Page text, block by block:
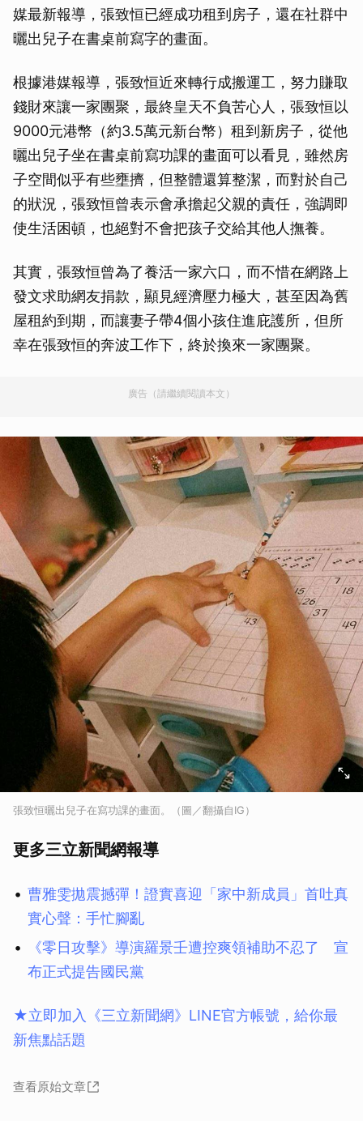
媒最新報導，張致恒已經成功租到房子，還在社群中
曬出兒子在書桌前寫字的畫面。
根據港媒報導，張致恒近來轉行成搬運工，努力賺取
錢財來讓一家團聚，最終皇天不負苦心人，張致恒以
9000元港幣（約3.5萬元新台幣）租到新房子，從他
曬出兒子坐在書桌前寫功課的畫面可以看見，雖然房
子空間似乎有些壅擠，但整體還算整潔，而對於自己
的狀況，張致恒曾表示會承擔起父親的責任，強調即
使生活困頓，也絕對不會把孩子交給其他人撫養。
其實，張致恒曾為了養活一家六口，而不惜在網路上
發文求助網友捐款，顯見經濟壓力極大，甚至因為舊
屋租約到期，而讓妻子帶4個小孩住進庇護所，但所
幸在張致恒的奔波工作下，終於換來一家團聚。
廣告（請繼續閱讀本文）
張致恒曬出兒子在寫功課的畫面。（圖／翻攝自IG）
更多三立新聞網報導
曹雅雯拋震撼彈！證實喜迎「家中新成員」首吐真
實心聲：手忙腳亂
《零日攻擊》導演羅景壬遭控爽領補助不忍了 宣
布正式提告國民黨
★立即加入《三立新聞網》LINE官方帳號，給你最
新焦點話題
查看原始文章